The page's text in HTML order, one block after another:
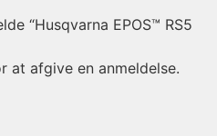
“Husqvarna EPOS™ RS5
at afgive en anmeldelse.